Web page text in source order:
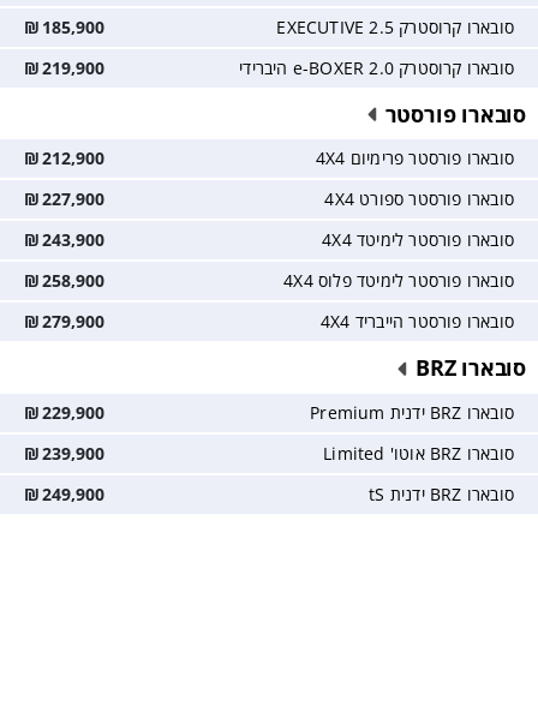
סובארו קרוסטרק 2.5 EXECUTIVE
185,900
₪
סובארו קרוסטרק 2.0 e-BOXER היברידי
219,900
₪
סובארו פורסטר
סובארו פורסטר פרימיום 4X4 212,900
₪
סובארו פורסטר ספורט 4X4
227,900
₪
סובארו פורסטר לימיטד 4X4
243,900
₪
סובארו פורסטר לימיטד פלוס 4X4
258,900
₪
סובארו פורסטר הייבריד 4X4
279,900
₪
סובארו BRZ
סובארו BRZ ידנית Premium 229,900
₪
סובארו BRZ אוטו' Limited
239,900
₪
סובארו BRZ ידנית tS
249,900
₪